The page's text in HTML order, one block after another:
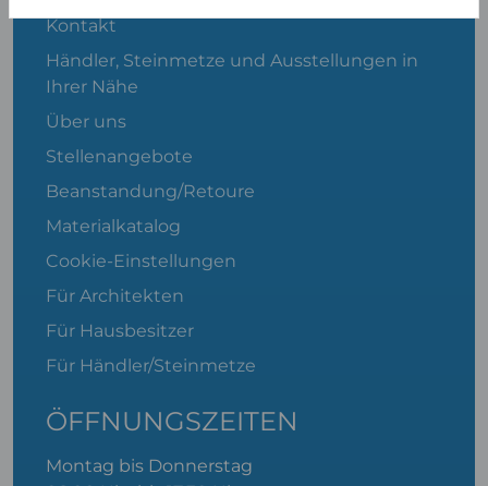
Kontakt
Händler, Steinmetze und Ausstellungen in
Ihrer Nähe
Über uns
Stellenangebote
Beanstandung/Retoure
Materialkatalog
Cookie-Einstellungen
Für Architekten
Für Hausbesitzer
Für Händler/Steinmetze
ÖFFNUNGSZEITEN
Montag bis Donnerstag